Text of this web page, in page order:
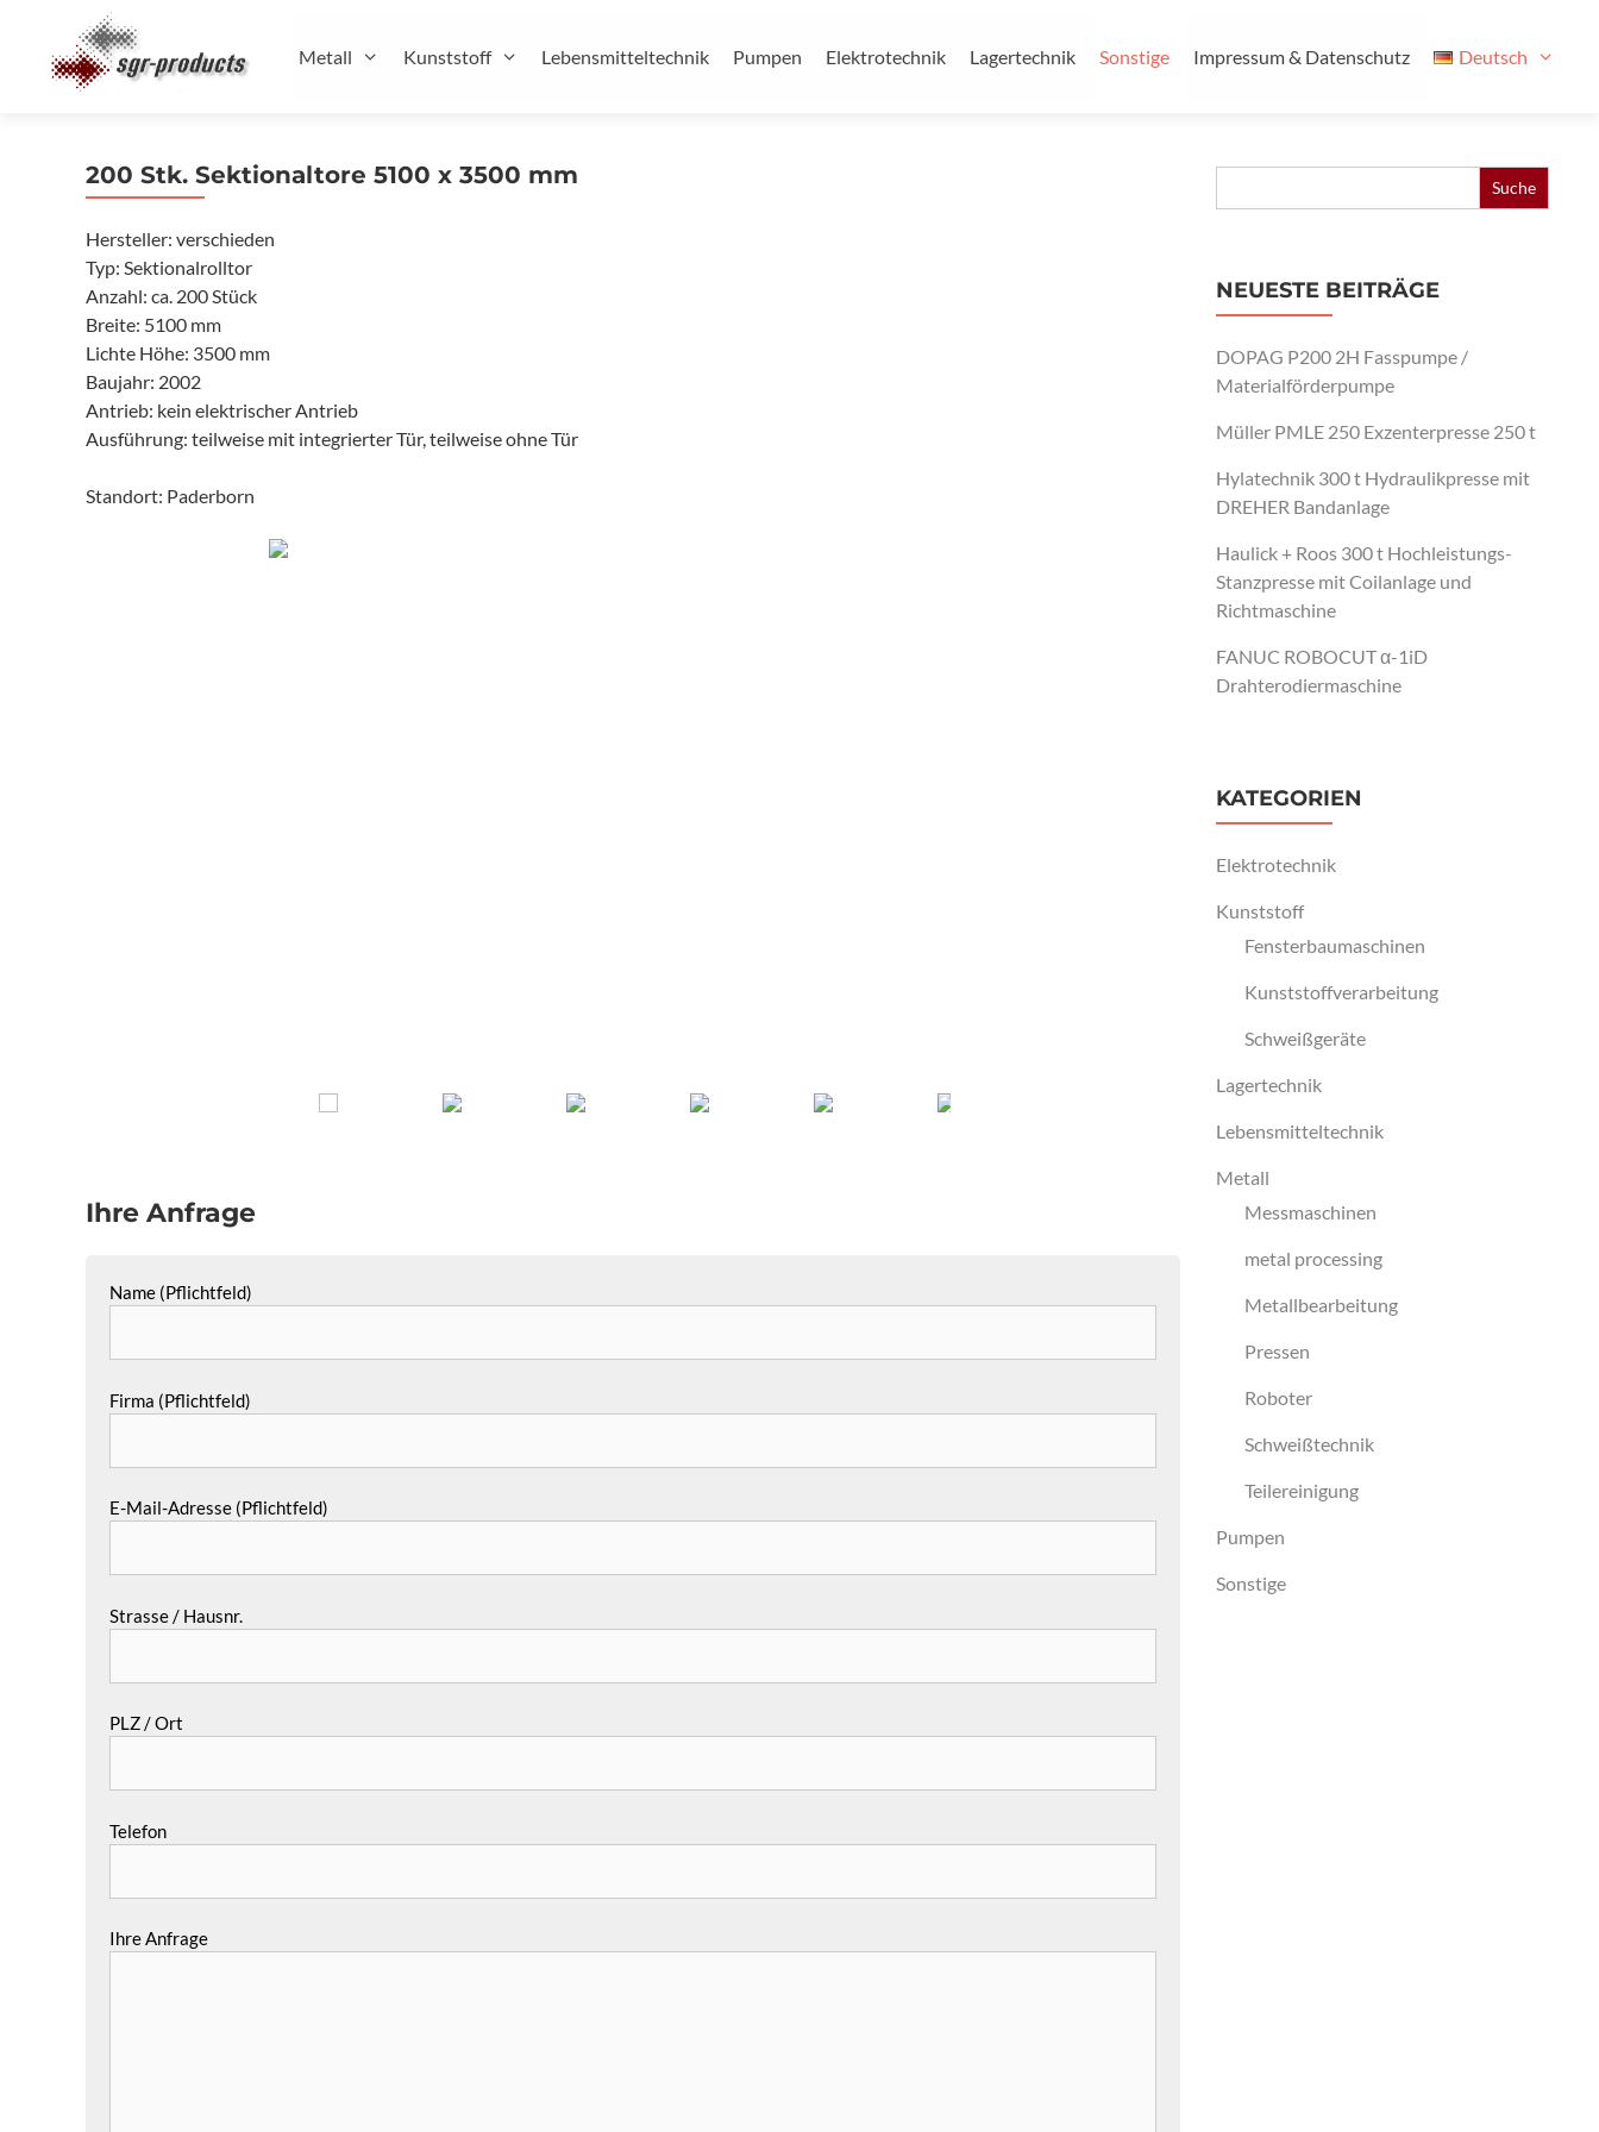
springen
Metall Kunststoff Lebensmitteltechnik Pumpen Elektrotechnik Lagertechnik Sonstige Impressum & Datenschutz Deutsch
200 Stk. Sektionaltore 5100 x 3500 mm
Hersteller: verschieden
Typ: Sektionalrolltor
Anzahl: ca. 200 Stück
Breite: 5100 mm
Lichte Höhe: 3500 mm
Baujahr: 2002
Antrieb: kein elektrischer Antrieb
Ausführung: teilweise mit integrierter Tür, teilweise ohne Tür
Standort: Paderborn
Ihre Anfrage
Name (Pflichtfeld)
Firma (Pflichtfeld)
E-Mail-Adresse (Pflichtfeld)
Strasse / Hausnr.
PLZ / Ort
Telefon
Ihre Anfrage
Search
NEUESTE BEITRÄGE
DOPAG P200 2H Fasspumpe /
Materialförderpumpe
Müller PMLE 250 Exzenterpresse 250 t
Hylatechnik 300 t Hydraulikpresse mit
DREHER Bandanlage
Haulick + Roos 300 t Hochleistungs-
Stanzpresse mit Coilanlage und
Richtmaschine
FANUC ROBOCUT α-1iD
Drahterodiermaschine
KATEGORIEN
Elektrotechnik
Kunststoff
Fensterbaumaschinen
Kunststoffverarbeitung
Schweißgeräte
Lagertechnik
Lebensmitteltechnik
Metall
Messmaschinen
metal processing
Metallbearbeitung
Pressen
Roboter
Schweißtechnik
Teilereinigung
Pumpen
Sonstige